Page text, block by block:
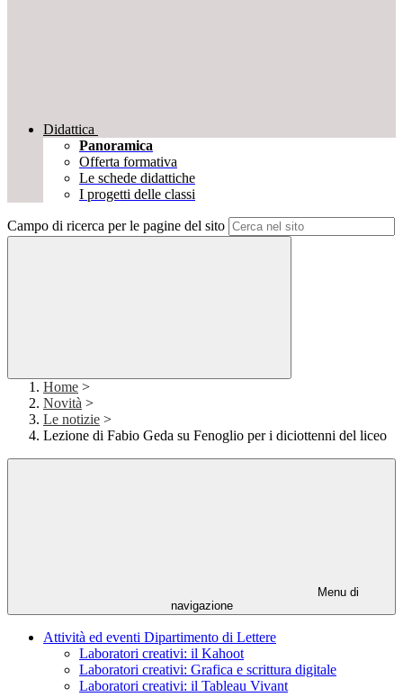
Didattica
Panoramica
Offerta formativa
Le schede didattiche
I progetti delle classi
Campo di ricerca per le pagine del sito
Home >
Novità >
Le notizie >
Lezione di Fabio Geda su Fenoglio per i diciottenni del liceo
Menu di
navigazione
Attività ed eventi Dipartimento di Lettere
Laboratori creativi: il Kahoot
Laboratori creativi: Grafica e scrittura digitale
Laboratori creativi: il Tableau Vivant